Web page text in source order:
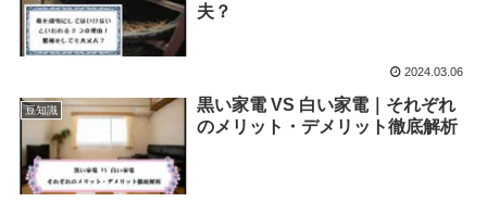
夫？
2024.03.06
豆知識
黒い家電 VS 白い家電｜それぞれ
のメリット・デメリット徹底解析